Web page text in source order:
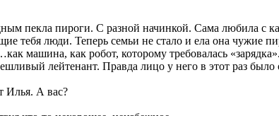
пекла пироги. С разной начинкой. Сама любила с
тебя люди. Теперь семьи не стало и ела она чужие
машина, как робот, которому требовалась
лейтенант. Правда лицо у него в этот раз было
Илья. А вас?